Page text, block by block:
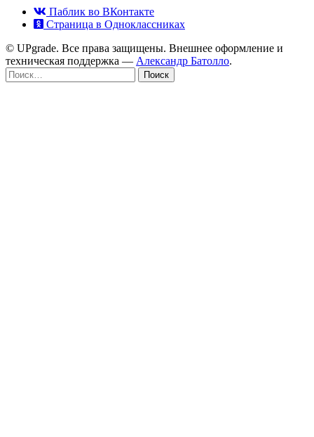
Паблик во ВКонтакте
Страница в Одноклассниках
© UPgrade. Все права защищены. Внешнее оформление и
техническая поддержка — Александр Батолло.
Найти: